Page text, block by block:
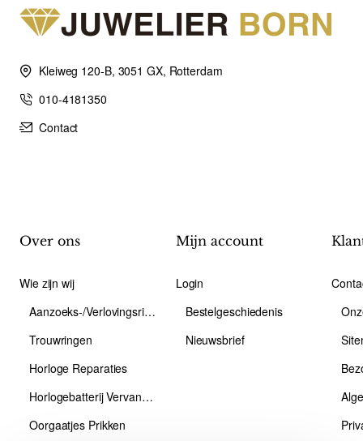
Kleiweg 120-B, 3051 GX, Rotterdam
010-4181350
Contact
Over ons
Wie zijn wij
Aanzoeks-/Verlovingsring
Trouwringen
Horloge Reparaties
Horlogebatterij Vervangen
Oorgaatjes Prikken
Mijn account
Login
Bestelgeschiedenis
Nieuwsbrief